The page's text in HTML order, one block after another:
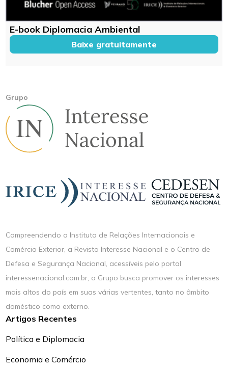
E-book Diplomacia Ambiental
Baixe gratuitamente
Grupo
Compreendendo o Instituto de Relações Internacionais e
Comércio Exterior, a Revista Interesse Nacional e o Centro de
Defesa e Segurança Nacional, acessíveis pelo portal
interessenacional.com.br, o Grupo busca promover os interesses
mais altos do país em suas várias vertentes, tanto no âmbito
doméstico como externo.
Artigos Recentes
Política e Diplomacia
Economia e Comércio